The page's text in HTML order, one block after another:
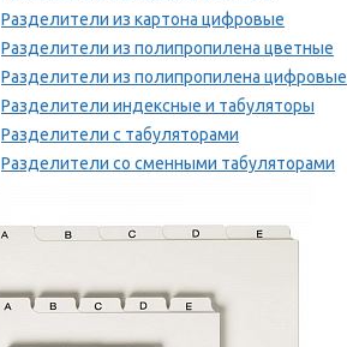
Разделители из картона цифровые
Разделители из полипропилена цветные
Разделители из полипропилена цифровые
Разделители индексные и табуляторы
Разделители с табуляторами
Разделители со сменными табуляторами